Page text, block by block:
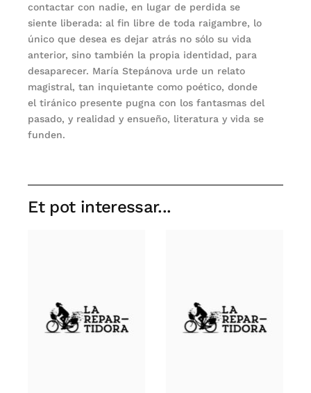
contactar con nadie, en lugar de perdida se
siente liberada: al fin libre de toda raigambre, lo
único que desea es dejar atrás no sólo su vida
anterior, sino también la propia identidad, para
desaparecer. María Stepánova urde un relato
magistral, tan inquietante como poético, donde
el tiránico presente pugna con los fantasmas del
pasado, y realidad y ensueño, literatura y vida se
funden.
Et pot interessar...